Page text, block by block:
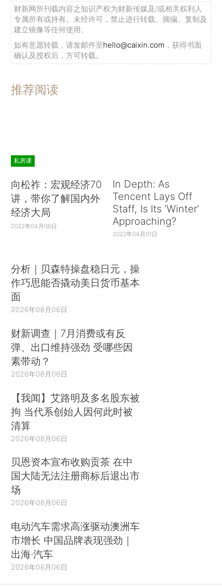
财新网所刊载内容之知识产权为财新传媒及/或相关权利人
专属所有或持有。未经许可，禁止进行转载、摘编、复制及
建立镜像等任何使用。
如有意愿转载，请发邮件至hello@caixin.com ，获得书面
确认及授权后，方可转载。
推荐阅读
私房课
向松祚：宏观经济70
讲，带你了解国内外
经济大局
2022年04月06日
In Depth: As
Tencent Lays Off
Staff, Is Its ‘Winter’
Approaching?
2022年04月01日
分析｜贝森特操盘稳日元，操
作巧思能否撬动美日货币基本
面
2026年08月06日
财新调查｜7月消费或有反
弹、出口维持强劲 受哪些因
素带动？
2026年08月06日
【我闻】艾路明及多名股东被
拘 当代系创始人因何此时被
清算
2026年08月06日
贝恩资本宣布收购贡茶 在中
国大陆无法注册商标后退出市
场
2026年08月06日
电动汽车需求高涨驱动澳洲车
市增长 中国品牌表现强劲｜
出海·汽车
2026年08月06日